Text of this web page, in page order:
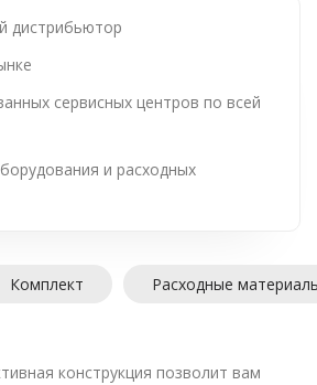
дистрибьютор
сервисных центров по всей
и расходных
Комплект Расходные
конструкция позволит вам